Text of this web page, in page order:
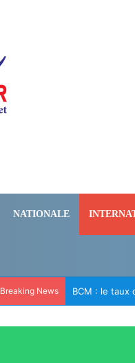
NATIONALE
Breaking News Le RFD